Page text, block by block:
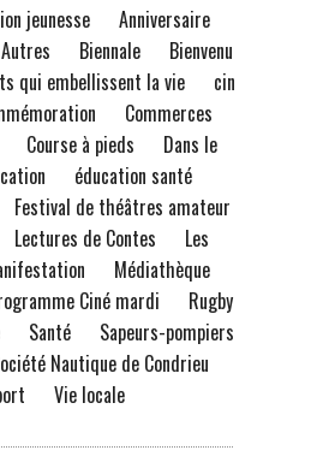
jeunesse
Anniversaire
Autres Biennale
Bienvenue
qui embellissent la vie
ciné
Commerces
Course à pieds
Dans le
éducation santé
Festival de théâtres amateur
Lectures de Contes
Les
Médiathèque
Ciné mardi
Rugby
Santé
Sapeurs-pompiers
Nautique de Condrieu
Vie locale